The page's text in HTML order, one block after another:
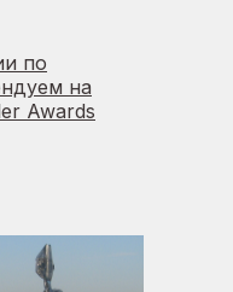
по
на
Awards